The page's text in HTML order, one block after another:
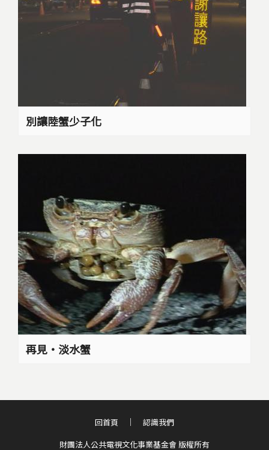
別讓陸蟹少子化
再見‧淡水蟹
財團法人公共電視文化事業基金會 版權所有
回首頁 認識我們